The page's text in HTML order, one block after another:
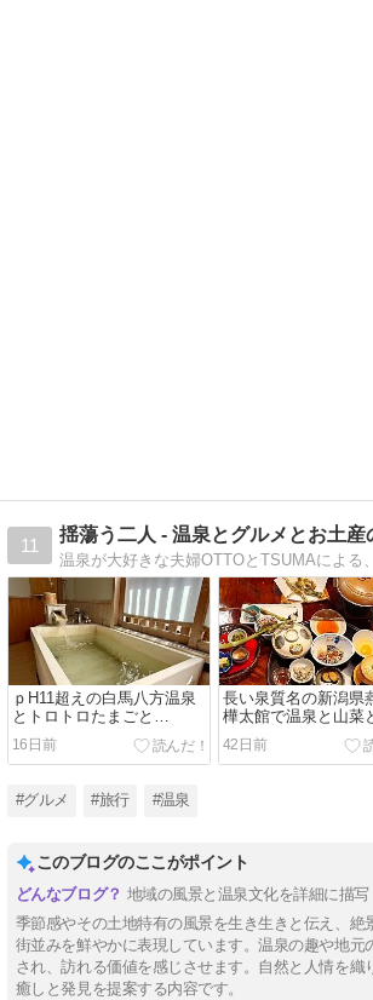
11
揺蕩う二人 - 温泉とグルメとお土産
ｐH11超えの白馬八方温泉
とトロトロたまごと…
16日前
長い泉質名の新潟県
樺太館で温泉と山菜
酒を大満喫！
42日前
#グルメ #旅行 #温泉
このブログのここがポイント
地域の風景と温泉文化を詳細に描写
季節感やその土地特有の風景を生き生きと伝え、絶
街並みを鮮やかに表現しています。温泉の趣や地元
され、訪れる価値を感じさせます。自然と人情を織
癒しと発見を提案する内容です。